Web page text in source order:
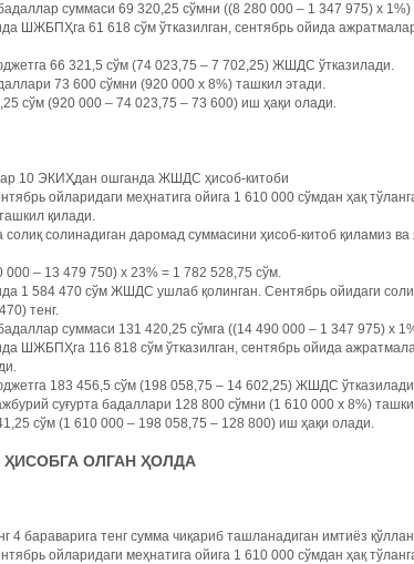
суммаси 69 320,25 сўмни ((8 280 000 – 1 347 975) х 1%)
ШЖБПҲга 61 618 сўм ўтказилган, сентябрь ойида
66 321,5 сўм (74 023,75 – 7 702,25) ЖШДС ўтказилади.
73 600 сўмни (920 000 х 8%) ташкил этади.
сўм (920 000 – 74 023,75 – 73 600) иш ҳақи олади.
10 ЭКИҲдан ошганда ЖШДС ҳисоб-китоби
ойларидаги меҳнатига ойига 1 610 000 сўмдан ҳақ
қилади.
солиқ солинадиган даромад суммасини ҳисоб-китоб қиламиз
000 – 13 479 750) х 23% = 1 782 528,75 сўм.
1 584 470 сўм ЖШДС ушлаб қолинган. Сентябрь ойидаги
тенг.
суммаси 131 420,25 сўмга ((14 490 000 – 1 347 975) х
ШЖБПҲга 116 818 сўм ўтказилган, сентябрь ойида
183 456,5 сўм (198 058,75 – 14 602,25) ЖШДС
суғурта бадаллари 128 800 сўмни (1 610 000 х 8%)
сўм (1 610 000 – 198 058,75 – 128 800) иш ҳақи олади.
ҲИСОБГА ОЛГАН ҲОЛДА
4 бараварига тенг сумма чиқариб ташланадиган имтиёз
ойларидаги меҳнатига ойига 1 610 000 сўмдан ҳақ